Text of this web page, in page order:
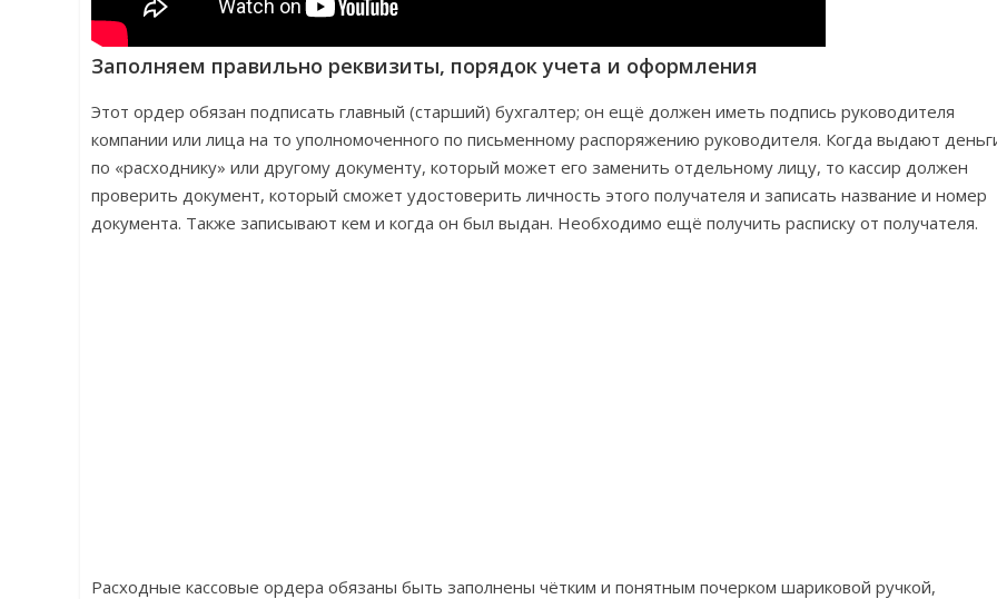
Заполняем правильно реквизиты, порядок учета и оформления
Этот ордер обязан подписать главный (старший) бухгалтер; он ещё должен иметь подпись руководителя
компании или лица на то уполномоченного по письменному распоряжению руководителя. Когда выдают
по «расходнику» или другому документу, который может его заменить отдельному лицу, то кассир должен
проверить документ, который сможет удостоверить личность этого получателя и записать название и номер
документа. Также записывают кем и когда он был выдан. Необходимо ещё получить расписку от получателя.
Расходные кассовые ордера обязаны быть заполнены чётким и понятным почерком шариковой ручкой,